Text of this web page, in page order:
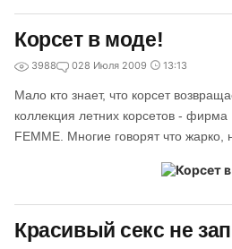
Корсет в моде!
3988 028 Июля 2009 13:13
Мало кто знает, что корсет
коллекция летних корсетов - фирма
FEMME. Многие говорят что жарко,
Красивый секс не